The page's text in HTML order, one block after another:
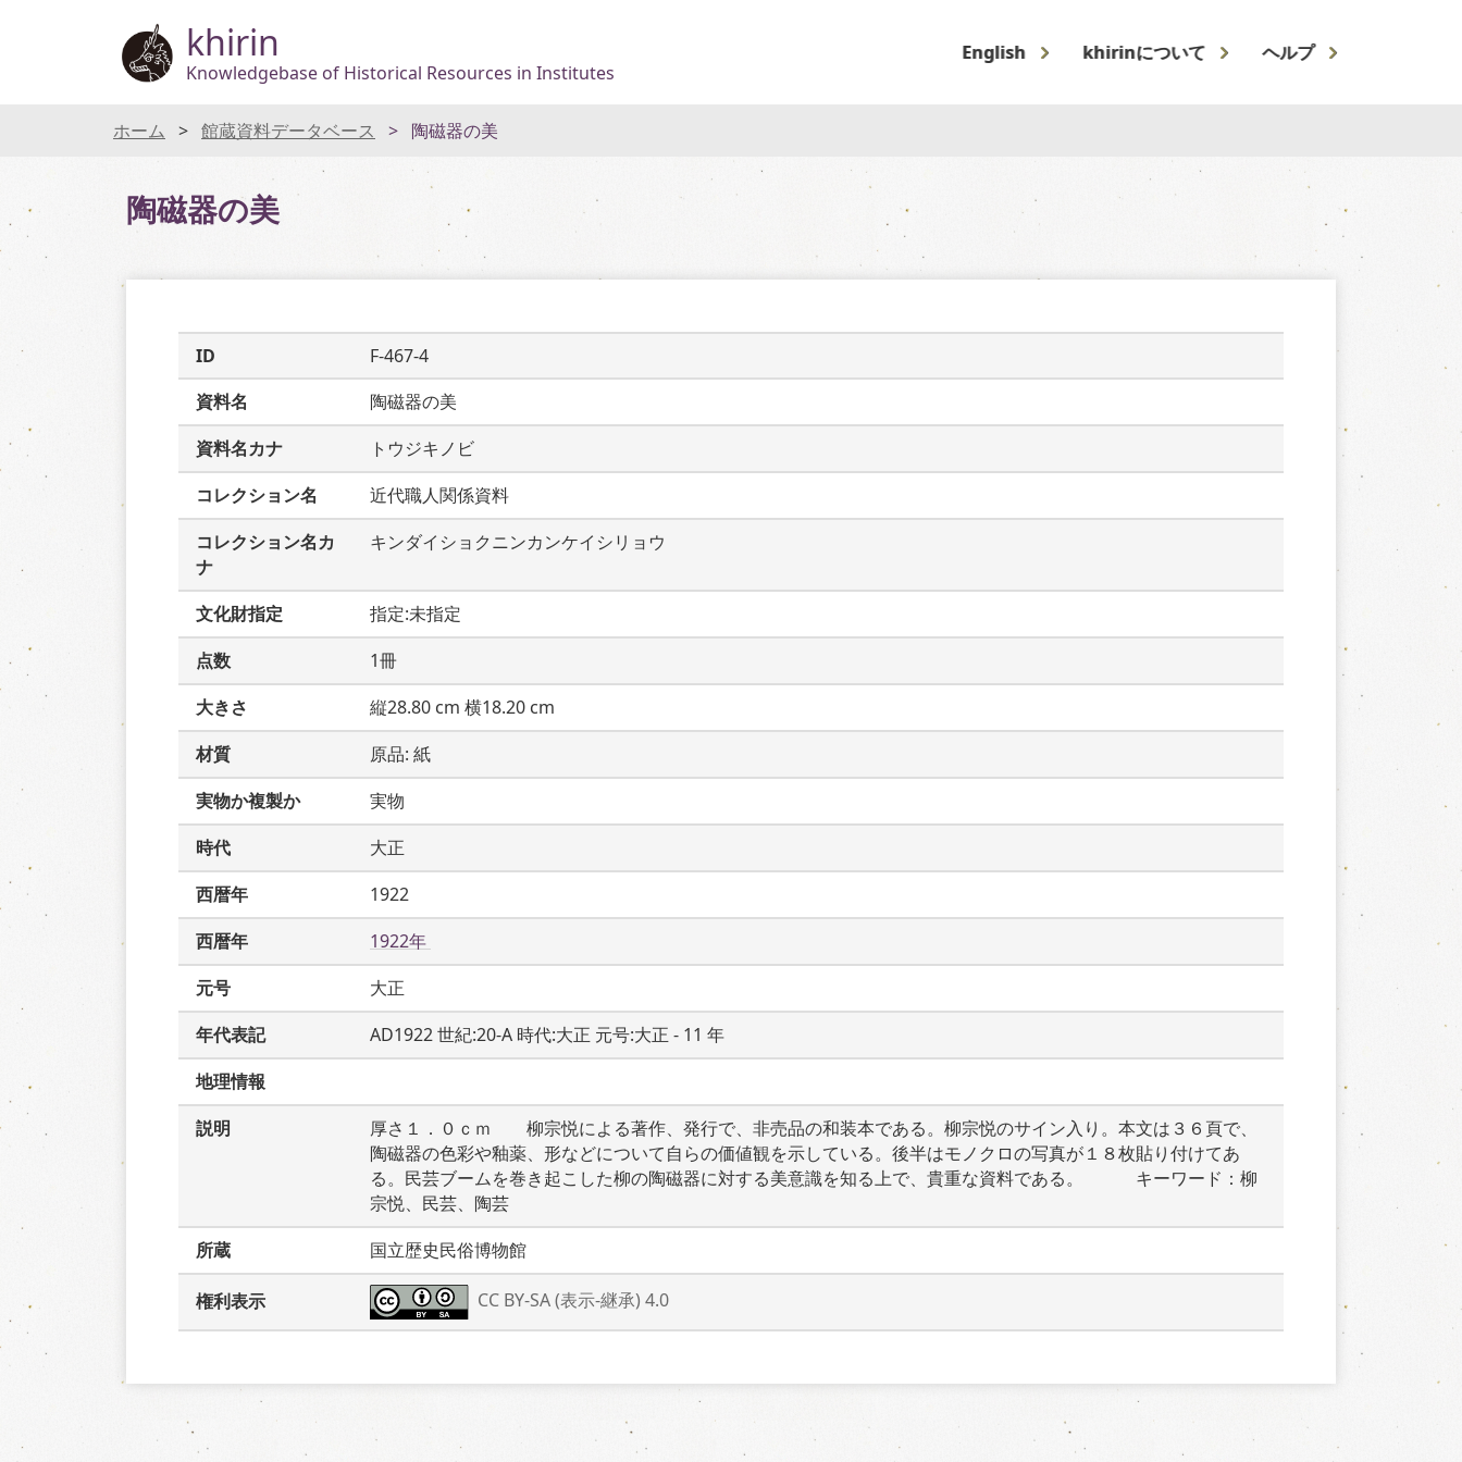
khirin
Knowledgebase of Historical Resources in Institutes
English khirinについて ヘルプ
ホーム 館蔵資料データベース 陶磁器の美
陶磁器の美
ID
F-467-4
資料名
陶磁器の美
資料名カナ
トウジキノビ
コレクション名
近代職人関係資料
コレクション名カ
ナ
キンダイショクニンカンケイシリョウ
文化財指定
指定:未指定
点数
1冊
大きさ
縦28.80 cm 横18.20 cm
材質
原品: 紙
実物か複製か
実物
時代
大正
西暦年
1922
西暦年
1922年
元号
大正
年代表記
AD1922 世紀:20-A 時代:大正 元号:大正 - 11 年
地理情報
説明
厚さ１．０ｃｍ　　柳宗悦による著作、発行で、非売品の和装本である。柳宗悦のサイン入り。本文は３６頁で、
陶磁器の色彩や釉薬、形などについて自らの価値観を示している。後半はモノクロの写真が１８枚貼り付けてあ
る。民芸ブームを巻き起こした柳の陶磁器に対する美意識を知る上で、貴重な資料である。　　　キーワード：柳
宗悦、民芸、陶芸
所蔵
国立歴史民俗博物館
権利表示 CC BY-SA (表示-継承) 4.0